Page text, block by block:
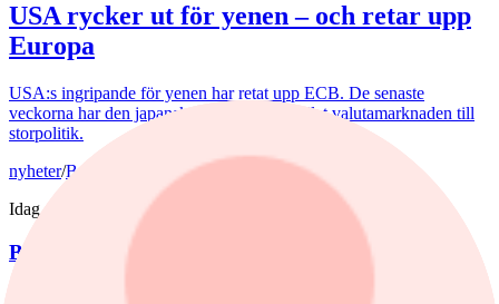
USA rycker ut för yenen – och retar upp
Europa
USA:s ingripande för yenen har retat upp ECB. De senaste
veckorna har den japanska valutan förvandlat valutamarknaden till
storpolitik.
nyheter/Bedrägeri
Idag, 12:10
Bedragare utnyttjar kryptokaos